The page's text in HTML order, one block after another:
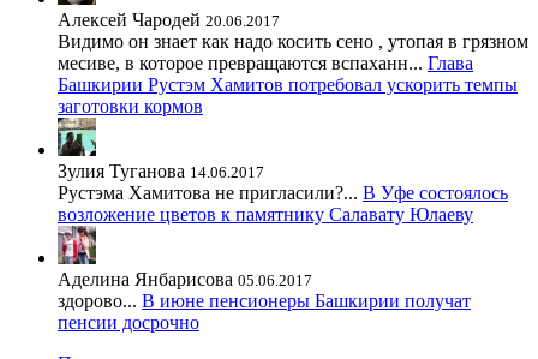
Алексей Чародей 20.06.2017
Видимо он знает как надо косить сено , утопая в грязном
месиве, в которое превращаются вспаханн... Глава
Башкирии Рустэм Хамитов потребовал ускорить темпы
заготовки кормов
Зулия Туганова 14.06.2017
Рустэма Хамитова не пригласили?... В Уфе состоялось
возложение цветов к памятнику Салавату Юлаеву
Аделина Янбарисова 05.06.2017
здорово... В июне пенсионеры Башкирии получат
пенсии досрочно